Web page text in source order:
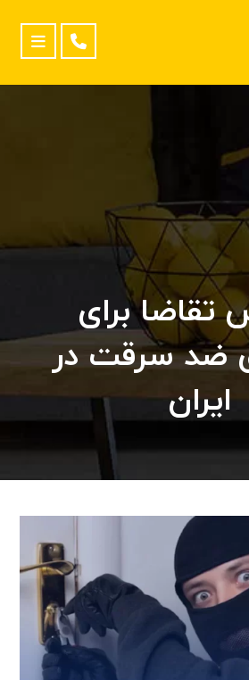
تقاضا برای
ضد سرقت در
ایران